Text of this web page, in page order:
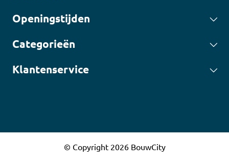
Openingstijden
Categorieën
Klantenservice
© Copyright 2026 BouwCity